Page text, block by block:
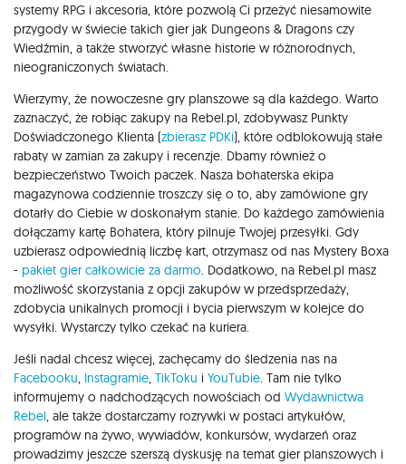
systemy RPG i akcesoria, które pozwolą Ci przeżyć niesamowite
przygody w świecie takich gier jak Dungeons & Dragons czy
Wiedźmin, a także stworzyć własne historie w różnorodnych,
nieograniczonych światach.
Wierzymy, że nowoczesne gry planszowe są dla każdego. Warto
zaznaczyć, że robiąc zakupy na Rebel.pl, zdobywasz Punkty
Doświadczonego Klienta (zbierasz PDKi), które odblokowują stałe
rabaty w zamian za zakupy i recenzje. Dbamy również o
bezpieczeństwo Twoich paczek. Nasza bohaterska ekipa
magazynowa codziennie troszczy się o to, aby zamówione gry
dotarły do Ciebie w doskonałym stanie. Do każdego zamówienia
dołączamy kartę Bohatera, który pilnuje Twojej przesyłki. Gdy
uzbierasz odpowiednią liczbę kart, otrzymasz od nas Mystery Boxa
- pakiet gier całkowicie za darmo. Dodatkowo, na Rebel.pl masz
możliwość skorzystania z opcji zakupów w przedsprzedaży,
zdobycia unikalnych promocji i bycia pierwszym w kolejce do
wysyłki. Wystarczy tylko czekać na kuriera.
Jeśli nadal chcesz więcej, zachęcamy do śledzenia nas na
Facebooku, Instagramie, TikToku i YouTubie. Tam nie tylko
informujemy o nadchodzących nowościach od Wydawnictwa
Rebel, ale także dostarczamy rozrywki w postaci artykułów,
programów na żywo, wywiadów, konkursów, wydarzeń oraz
prowadzimy jeszcze szerszą dyskusję na temat gier planszowych i